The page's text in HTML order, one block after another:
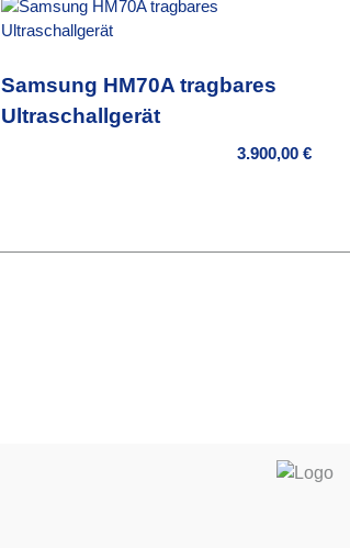
Samsung HM70A tragbares
Ultraschallgerät
3.900,00 €